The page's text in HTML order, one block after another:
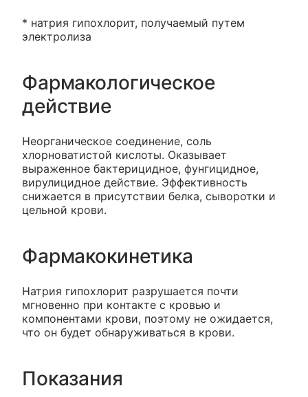
* натрия гипохлорит, получаемый путем
электролиза
Фармакологическое
действие
Неорганическое соединение, соль
хлорноватистой кислоты. Оказывает
выраженное бактерицидное, фунгицидное,
вирулицидное действие. Эффективность
снижается в присутствии белка, сыворотки и
цельной крови.
Фармакокинетика
Натрия гипохлорит разрушается почти
мгновенно при контакте с кровью и
компонентами крови, поэтому не ожидается,
что он будет обнаруживаться в крови.
Показания